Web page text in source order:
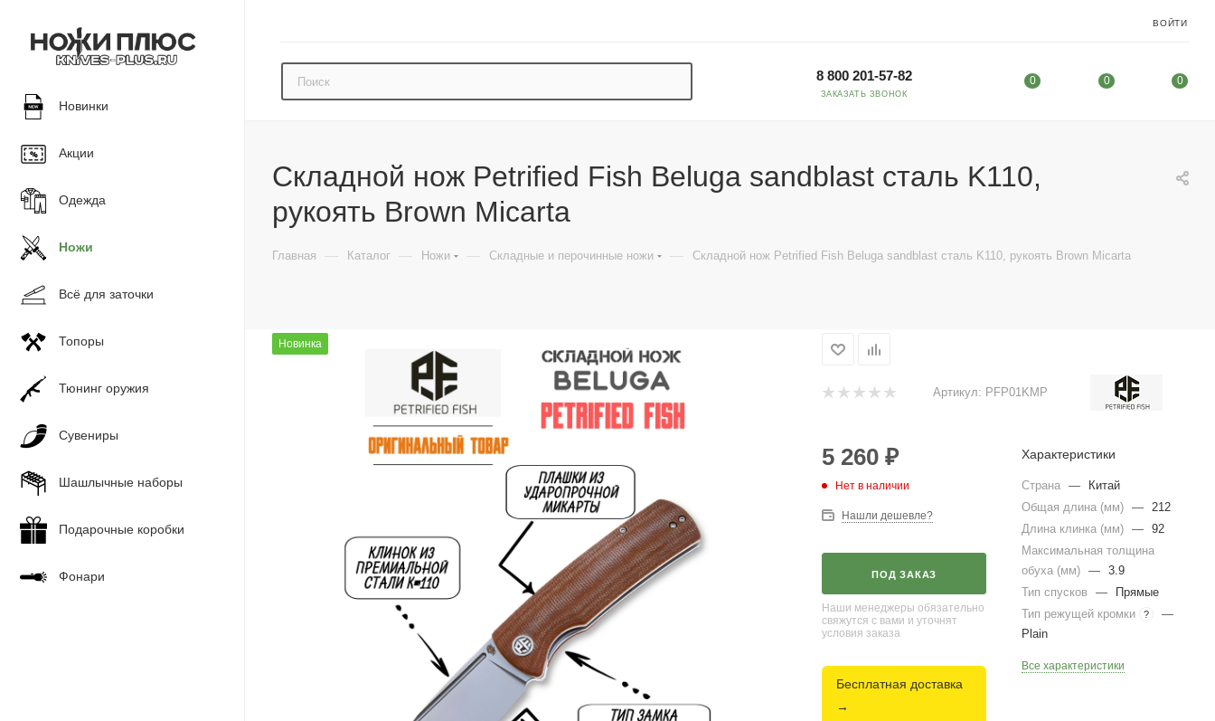
ВОЙТИ
8 800 201-57-82
ЗАКАЗАТЬ ЗВОНОК
0 0 0
Новинки
Акции
Одежда
Ножи
Всё для заточки
Топоры
Тюнинг оружия
Сувениры
Шашлычные наборы
Подарочные коробки
Фонари
Складной нож Petrified Fish Beluga sandblast сталь K110,
рукоять Brown Micarta
Главная — Каталог — Ножи — Складные и перочинные ножи — Складной нож Petrified Fish Beluga sandblast сталь K110, рукоять Brown Micarta
Новинка
Артикул: PFP01KMP
5 260₽
Нет в наличии
Нашли дешевле?
ПОД ЗАКАЗ
Наши менеджеры обязательно
свяжутся с вами и уточнят
условия заказа
Бесплатная доставка
→
Характеристики
Страна —
Китай
Общая длина (мм)
—
212
Длина клинка (мм)
—
92
Максимальная толщина
обуха (мм)
—
3.9
Тип спусков
—
Прямые
Тип режущей кромки
?
—
Plain
Все характеристики